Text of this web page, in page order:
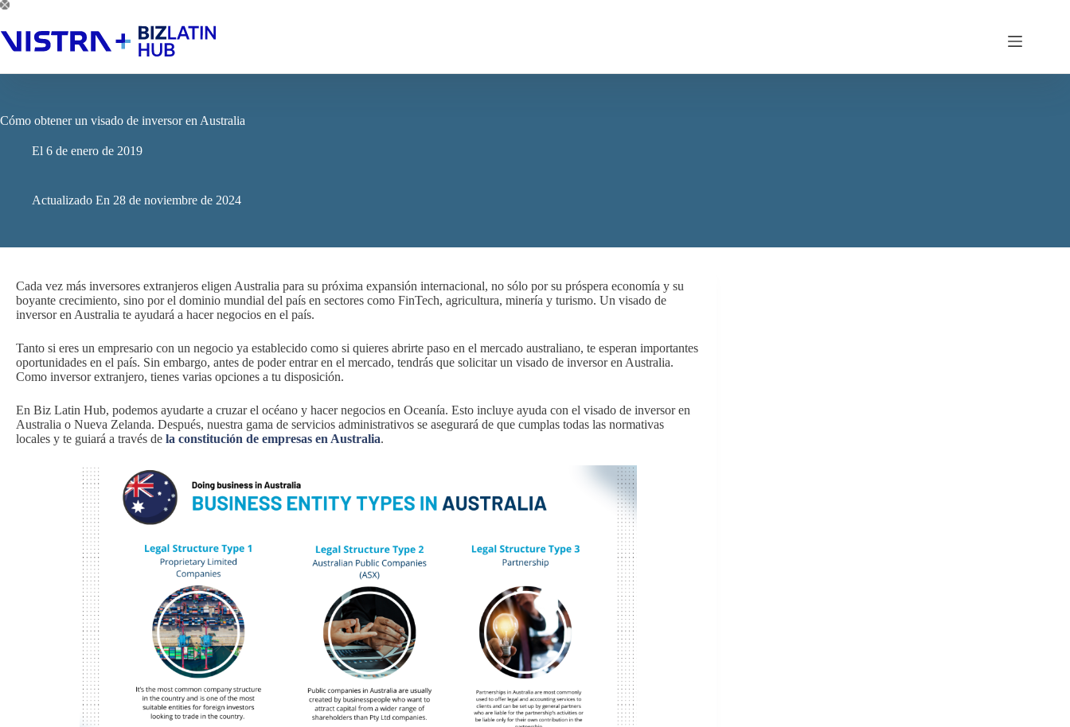
Saltar
contenido
Cómo obtener un visado de inversor en Australia
El 6 de enero de 2019
Actualizado En 28 de noviembre de 2024
Cada vez más inversores extranjeros eligen Australia para su próxima expansión internacional, no sólo por su próspera economía y su
boyante crecimiento, sino por el dominio mundial del país en sectores como FinTech, agricultura, minería y turismo. Un visado de
inversor en Australia te ayudará a hacer negocios en el país.
Tanto si eres un empresario con un negocio ya establecido como si quieres abrirte paso en el mercado australiano, te esperan importantes
oportunidades en el país. Sin embargo, antes de poder entrar en el mercado, tendrás que solicitar un visado de inversor en Australia.
Como inversor extranjero, tienes varias opciones a tu disposición.
En Biz Latin Hub, podemos ayudarte a cruzar el océano y hacer negocios en Oceanía. Esto incluye ayuda con el visado de inversor en
Australia o Nueva Zelanda. Después, nuestra gama de servicios administrativos se asegurará de que cumplas todas las normativas
locales y te guiará a través de la constitución de empresas en Australia.